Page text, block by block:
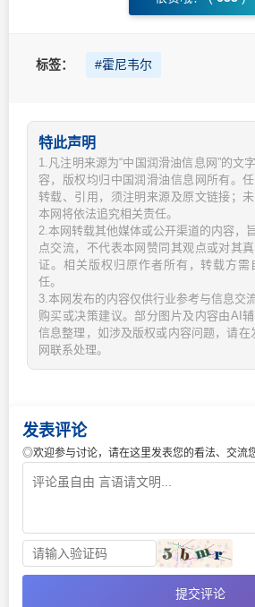
标签： #霍尼韦尔
特此声明
1.凡注明来源为“中国润滑油信息网”的文
容，版权均归中国润滑油信息网所有。
转载、引用，须注明来源及原文链接；未
本网将依法追究相关责任。
2.本网转载其他媒体或公开渠道的内容，
点交流，不代表本网赞同其观点或对其
证。相关版权归原作者所有，转载方需
任。
3.本网发布的内容仅供行业参考与信息交
购买或决策建议。部分图片及内容由AI
信息整理，如涉及版权或内容问题，请在
网联系处理。
发表评论
◎欢迎参与讨论，请在这里发表您的看法、交流
提交评论